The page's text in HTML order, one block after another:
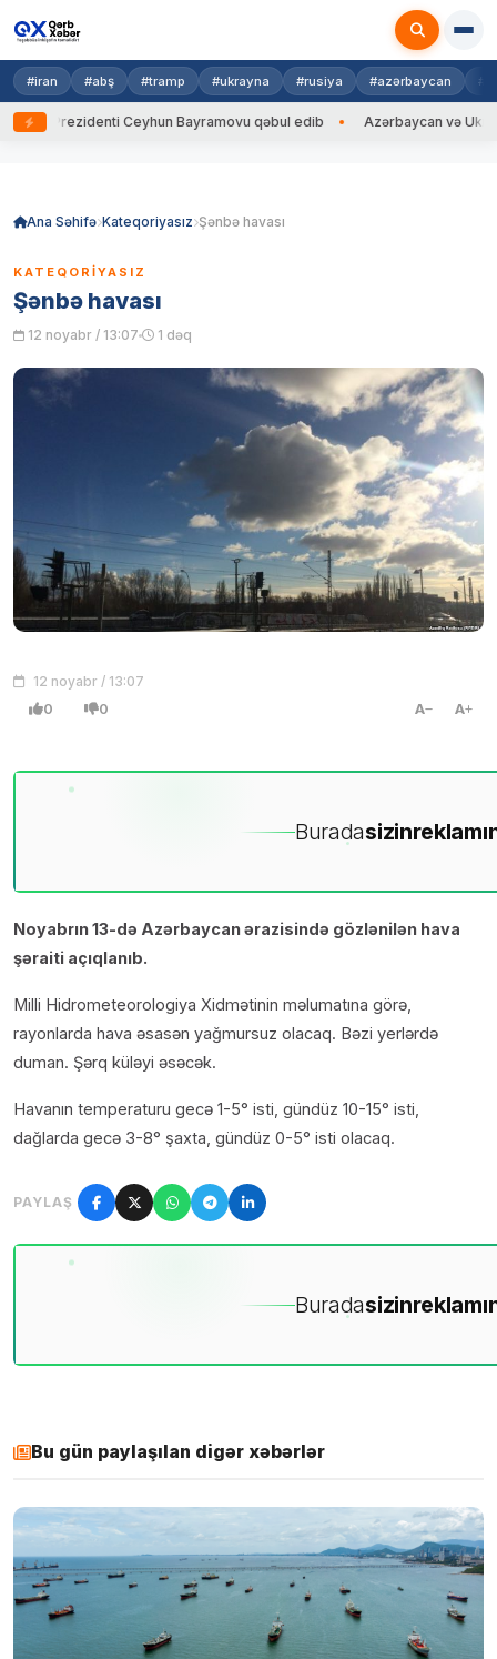
#iran #abş #tramp #ukrayna #rusiya #azərbaycan
Ceyhun Bayramovu qəbul edib Azərbaycan və Ukrayna
Ana Səhifə Kateqoriyasız Şənbə havası
KATEQORIYASIZ
Şənbə havası
12 noyabr / 13:07 1 dəq
12 noyabr / 13:07
0 0 A A
Buradasizin
Noyabrın 13-də Azərbaycan ərazisində gözlənilən hava
şəraiti açıqlanıb.
Milli Hidrometeorologiya Xidmətinin məlumatına görə,
rayonlarda hava əsasən yağmursuz olacaq. Bəzi yerlərdə
duman. Şərq küləyi əsəcək.
Havanın temperaturu gecə 1-5° isti, gündüz 10-15° isti,
dağlarda gecə 3-8° şaxta, gündüz 0-5° isti olacaq.
PAYLAŞ
Buradasizin
Bu gün paylaşılan digər xəbərlər